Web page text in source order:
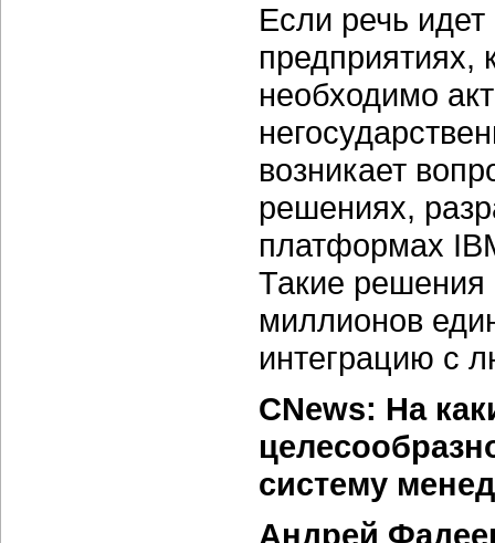
Если речь
предприятиях,
необходимо
возникает
решениях,
платформах
Такие решения
миллионов
интеграцию с
CNews: На
систему
Андрей